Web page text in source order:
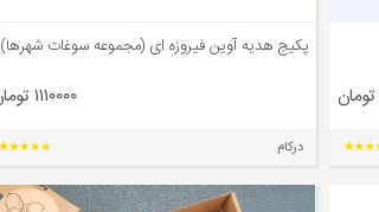
پکیج هدیه آوین فیروزه ای (مجموعه سوغات شهرها)
۱۱۱۰۰۰۰ تومان
درکام